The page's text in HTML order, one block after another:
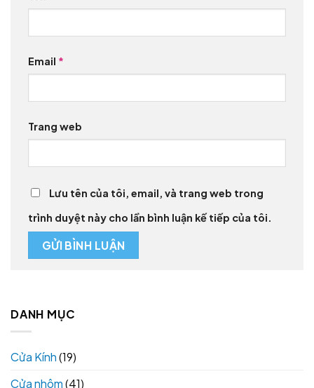
Email *
Trang web
Lưu tên của tôi, email, và trang web trong
trình duyệt này cho lần bình luận kế tiếp của tôi.
DANH MỤC
Cửa Kính(19)
Cửa nhôm(41)